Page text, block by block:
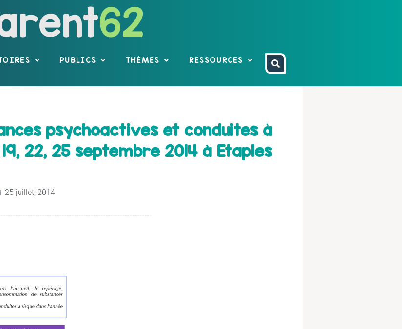
62
PUBLICS THÈMES RESSOURCES
psychoactives et conduites à
22, 25 septembre 2014 à Etaples
25 juillet, 2014